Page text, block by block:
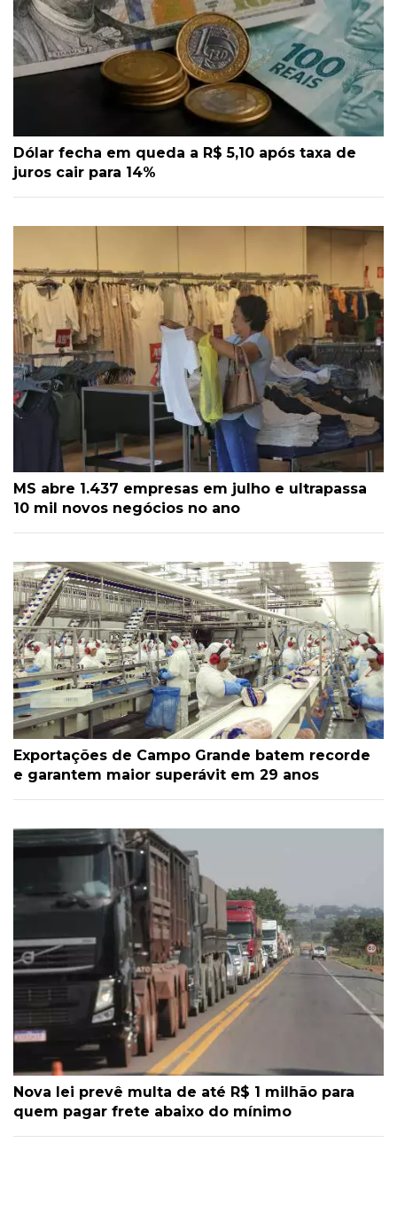
Dólar fecha em queda a R$ 5,10 após taxa de
juros cair para 14%
MS abre 1.437 empresas em julho e ultrapassa
10 mil novos negócios no ano
Exportações de Campo Grande batem recorde
e garantem maior superávit em 29 anos
Nova lei prevê multa de até R$ 1 milhão para
quem pagar frete abaixo do mínimo